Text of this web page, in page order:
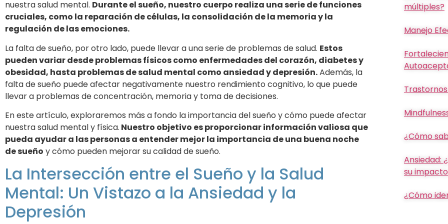
nuestra salud mental. Durante el sueño, nuestro cuerpo realiza una serie de funciones
cruciales, como la reparación de células, la consolidación de la memoria y la
regulación de las emociones.
La falta de sueño, por otro lado, puede llevar a una serie de problemas de salud. Estos
pueden variar desde problemas físicos como enfermedades del corazón, diabetes y
obesidad, hasta problemas de salud mental como ansiedad y depresión.Además, la
falta de sueño puede afectar negativamente nuestro rendimiento cognitivo, lo que puede
llevar a problemas de concentración, memoria y toma de decisiones.
En este artículo, exploraremos más a fondo la importancia del sueño y cómo puede afectar
nuestra salud mental y física. Nuestro objetivo es proporcionar información valiosa que
pueda ayudar a las personas a entender mejor la importancia de una buena noche
de sueño y cómo pueden mejorar su calidad de sueño.
La Intersección entre el Sueño y la Salud
Mental: Un Vistazo a la Ansiedad y la
Depresión
múltiples?
Manejo
¿Cómo
Ansiedad:
su
¿Cómo